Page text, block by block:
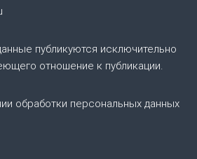
публикуются исключительно
отношение к публикации.
обработки персональных данных